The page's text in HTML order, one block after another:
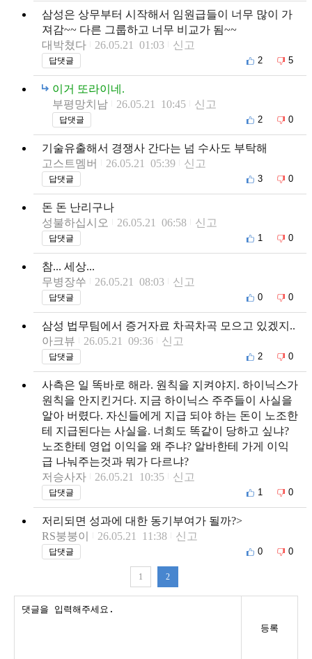
삼성은 상무부터 시작해서 임원급들이 너무 많이 가
져감~~ 다른 그룹하고 너무 비교가 됨~~
대박쳤다
26.05.21 01:03 신고
답댓글 2 5
이거 또라이네.
부평망치남
26.05.21 10:45 신고
답댓글 2 0
기술유출해서 경쟁사 간다는 넘 수사도 부탁해
고스트멤버
26.05.21 05:39 신고
답댓글 3 0
돈 돈 난리구나
성불하십시오
26.05.21 06:58 신고
답댓글 1 0
참... 세상...
무병장쑤
26.05.21 08:03 신고
답댓글 0 0
삼성 법무팀에서 증거자료 차곡차곡 모으고 있겠지..
아크뷰
26.05.21 09:36 신고
답댓글 2 0
사측은 일 똑바로 해라. 원칙을 지켜야지. 하이닉스가
원칙을 안지킨거다. 지금 하이닉스 주주들이 사실을
알아 버렸다. 자신들에게 지급 되야 하는 돈이 노조한
테 지급된다는 사실을. 너희도 똑같이 당하고 싶냐?
노조한테 영업 이익을 왜 주냐? 알바한테 가게 이익
급 나눠주는것과 뭐가 다르냐?
저승사자
26.05.21 10:35 신고
답댓글 1 0
저리되면 성과에 대한 동기부여가 될까?>
RS붕붕이
26.05.21 11:38 신고
답댓글 0 0
1 2
등록